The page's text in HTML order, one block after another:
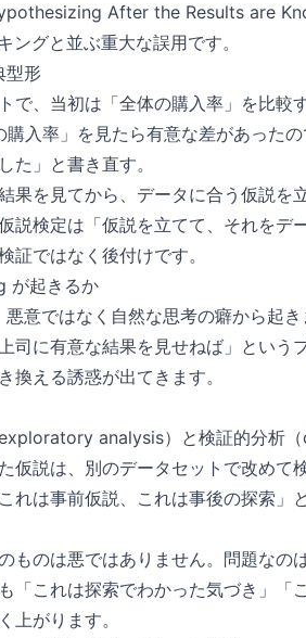
After the Results are
ングと並ぶ重大な誤用です。
型形
で、当初は「全体の購入率」を比較
購入率」を見たら有意な差があった
た」と書き直す。
果を見てから、データに合う仮説
説検定は「仮説を立てて、それを
証ではなく後付けです。
が起きるか
意ではなく自然な思考の癖から起
司に有意な結果を見せねば」とい
換える誘惑が出てきます。
analysis）と検証的分析
仮説は、別のデータセットで改めて
れは事前仮説、これは事後の探索」
ものは悪ではありません。問題なの
「これは探索でわかった気づき」「
上がります。